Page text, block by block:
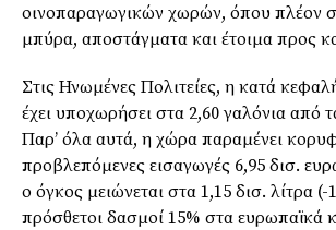
οινοπαραγωγικών χωρών, όπου πλέον
μπύρα, αποστάγματα και έτοιμα προς
Στις Ηνωμένες Πολιτείες, η κατά
έχει υποχωρήσει στα 2,60 γαλόνια από
Παρ’ όλα αυτά, η χώρα παραμένει
προβλεπόμενες εισαγωγές 6,95 δισ.
ο όγκος μειώνεται στα 1,15 δισ. λίτρα (-
πρόσθετοι δασμοί 15% στα ευρωπαϊκά